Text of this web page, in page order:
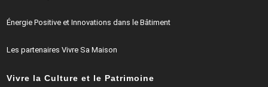
Énergie Positive et Innovations dans le Bâtiment
Les partenaires Vivre Sa Maison
Vivre la Culture et le Patrimoine